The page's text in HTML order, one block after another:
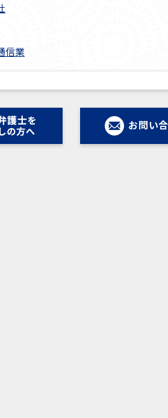
信業
お問い